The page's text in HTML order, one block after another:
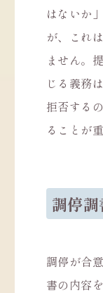
はないか
が、これ
ません。
じる義務
拒否する
ることが
調停
調停が合
書の内容